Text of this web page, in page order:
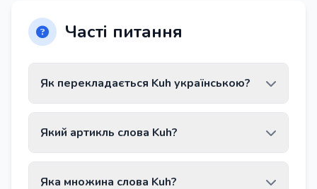
Часті питання
Як перекладається Kuh українською?
Який артикль слова Kuh?
Яка множина слова Kuh?